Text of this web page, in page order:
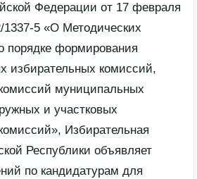
Федерации от 17 февраля
5 «О Методических
порядке формирования
избирательных комиссий,
муниципальных
и участковых
Избирательная
Республики объявляет
по кандидатурам для